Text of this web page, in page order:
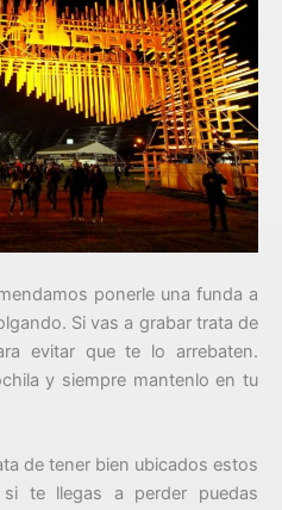
ponerle una funda a
Si vas a grabar trata de
evitar que te lo arrebaten.
y siempre mantenlo en tu
de tener bien ubicados estos
te llegas a perder puedas